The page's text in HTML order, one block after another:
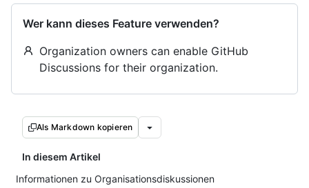
Wer kann dieses Feature verwenden?
Organization owners can enable GitHub
Discussions for their organization.
Als Markdown kopieren
In diesem Artikel
Informationen zu Organisationsdiskussionen